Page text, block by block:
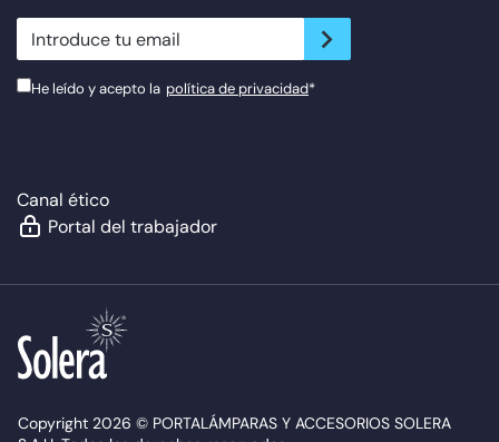
newsletter.suscribe
He leído y acepto la política de privacidad*
Canal ético
Portal del trabajador
Copyright 2026 © PORTALÁMPARAS Y ACCESORIOS SOLERA